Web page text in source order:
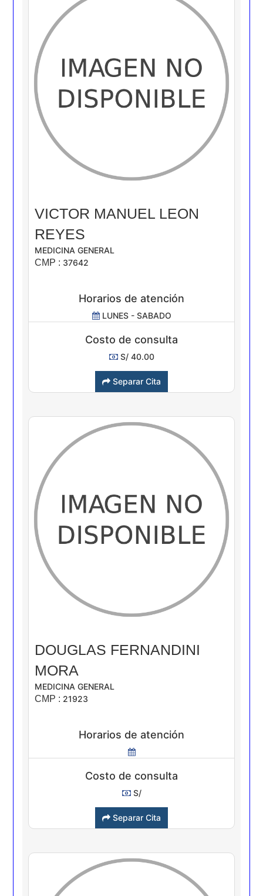
VICTOR MANUEL LEON
REYES
MEDICINA GENERAL
CMP : 37642
Horarios de atención
LUNES - SABADO
Costo de consulta
S/ 40.00
Separar Cita
DOUGLAS FERNANDINI
MORA
MEDICINA GENERAL
CMP : 21923
Horarios de atención
Costo de consulta
S/
Separar Cita